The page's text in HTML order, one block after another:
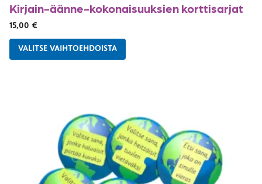
Kirjain-äänne-kokonaisuuksien korttisarjat
15,00 €
VALITSE VAIHTOEHDOISTA